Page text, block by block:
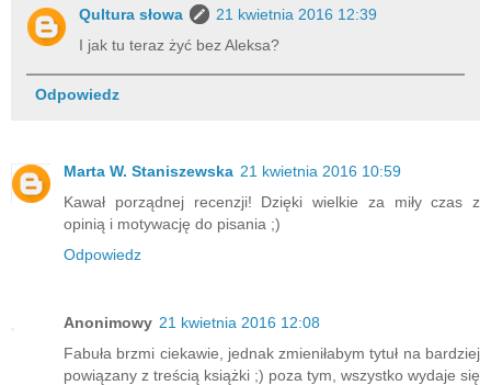
Qultura słowa
21 kwietnia 2016 12:39
I jak tu teraz żyć bez Aleksa?
Odpowiedz
Marta W. Staniszewska 21 kwietnia 2016 10:59
Kawał porządnej recenzji! Dzięki wielkie za miły czas z
opinią i motywację do pisania ;)
Odpowiedz
Anonimowy 21 kwietnia 2016 12:08
Fabuła brzmi ciekawie, jednak zmieniłabym tytuł na bardziej
powiązany z treścią książki ;) poza tym, wszystko wydaje się